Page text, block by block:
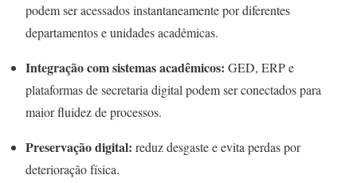
podem ser acessados instantaneamente por diferentes
departamentos e unidades acadêmicas.
Integração com sistemas acadêmicos: GED, ERP e
plataformas de secretaria digital podem ser conectados para
maior fluidez de processos.
Preservação digital: reduz desgaste e evita perdas por
deterioração física.